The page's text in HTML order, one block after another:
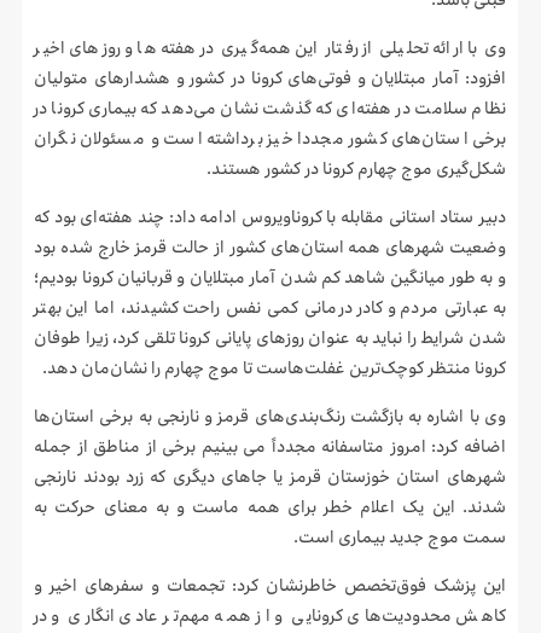
وی با ارائه تحلیلی از رفتار این همه‌گیری در هفته‌ها و روزهای اخیر
افزود: آمار مبتلایان و فوتی‌های کرونا در کشور و هشدارهای متولیان
نظام سلامت در هفته‌ای که گذشت نشان می‌دهد که بیماری کرونا در
برخی استان‌های کشور مجددا خیز برداشته است و مسئولان نگران
شکل‌گیری موج چهارم کرونا در کشور هستند.
دبیر ستاد استانی مقابله با کروناویروس ادامه داد: چند هفته‌ای بود که
وضعیت شهرهای همه استان‌های کشور از حالت قرمز خارج شده بود
و به طور میانگین شاهد کم شدن آمار مبتلایان و قربانیان کرونا بودیم؛
به عبارتی مردم و کادر درمانی کمی نفس راحت کشیدند، اما این بهتر
شدن شرایط را نباید به عنوان روزهای پایانی کرونا تلقی کرد، زیرا طوفان
کرونا منتظر کوچک‌ترین غفلت‌هاست تا موج چهارم را نشان‌مان دهد.
وی با اشاره به بازگشت رنگ‌بندی‌های قرمز و نارنجی به برخی استان‌ها
اضافه کرد: امروز متاسفانه مجدداً می بینیم برخی از مناطق از جمله
شهرهای استان خوزستان قرمز یا جاهای دیگری که زرد بودند نارنجی
شدند. این یک اعلام خطر برای همه ماست و به معنای حرکت به
سمت موج جدید بیماری است.
این پزشک فوق‌تخصص خاطرنشان کرد: تجمعات و سفرهای اخیر و
کاهش محدودیت‌های کرونایی و از همه مهم‌تر عادی انگاری و در